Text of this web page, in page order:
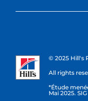
© 2025 Hill's
All rights
*Étude
Mai 2025.